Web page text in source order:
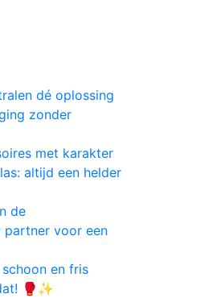
dé oplossing
zonder
met karakter
altijd een helder
de
partner voor een
en fris
🥊✨